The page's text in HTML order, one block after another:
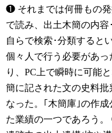
❶ それまでは何冊もの
で読み、出土木簡の内
自らで検索･分類すると
個々人で行う必要があっ
り、PC上で瞬時に可能
簡に記された文の史料
なった。｢木簡庫｣の作
た業績の一つであろう。